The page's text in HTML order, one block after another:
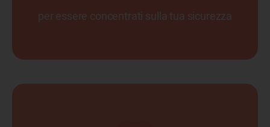
per essere concentrati sulla tua sicurezza